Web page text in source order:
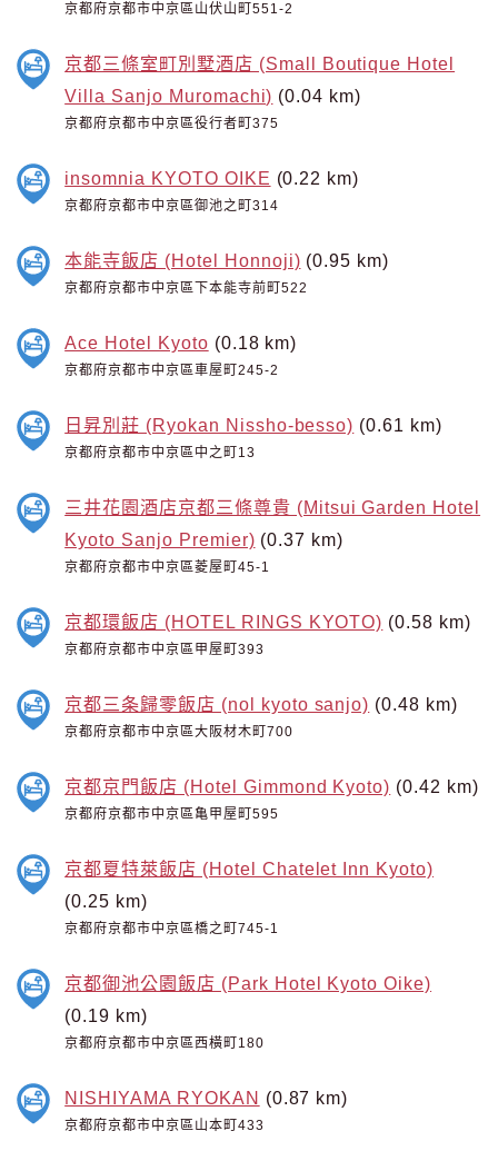
京都府京都市中京區山伏山町551-2
京都三條室町別墅酒店 (Small Boutique Hotel
Villa Sanjo Muromachi) (0.04 km)
京都府京都市中京區役行者町375
insomnia KYOTO OIKE (0.22 km)
京都府京都市中京區御池之町314
本能寺飯店 (Hotel Honnoji) (0.95 km)
京都府京都市中京區下本能寺前町522
Ace Hotel Kyoto (0.18 km)
京都府京都市中京區車屋町245-2
日昇別莊 (Ryokan Nissho-besso) (0.61 km)
京都府京都市中京區中之町13
三井花園酒店京都三條尊貴 (Mitsui Garden Hotel
Kyoto Sanjo Premier) (0.37 km)
京都府京都市中京區菱屋町45-1
京都環飯店 (HOTEL RINGS KYOTO) (0.58 km)
京都府京都市中京區甲屋町393
京都三条歸零飯店 (nol kyoto sanjo) (0.48 km)
京都府京都市中京區大阪材木町700
京都京門飯店 (Hotel Gimmond Kyoto) (0.42 km)
京都府京都市中京區亀甲屋町595
京都夏特萊飯店 (Hotel Chatelet Inn Kyoto)
(0.25 km)
京都府京都市中京區橋之町745-1
京都御池公園飯店 (Park Hotel Kyoto Oike)
(0.19 km)
京都府京都市中京區西橫町180
NISHIYAMA RYOKAN (0.87 km)
京都府京都市中京區山本町433